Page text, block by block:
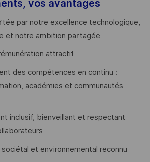
vos avantages
par notre excellence technologique,
et notre ambition partagée
attractif
des compétences en continu :
académies et communautés
inclusif, bienveillant et respectant
et environnemental reconnu